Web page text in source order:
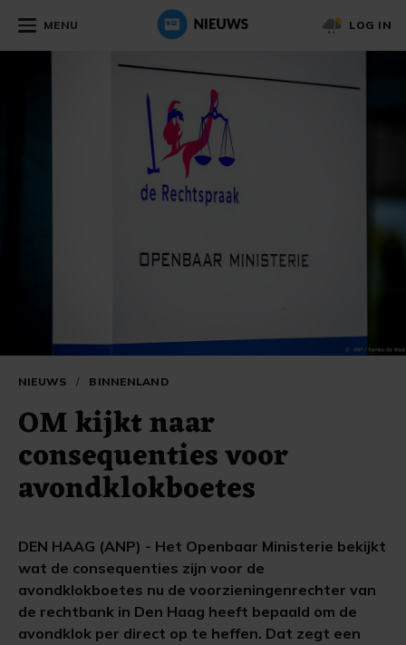
MENU LOG IN
NIEUWS / BINNENLAND
OM kijkt naar
consequenties voor
avondklokboetes
DEN HAAG (ANP) - Het Openbaar Ministerie bekijkt
wat de consequenties zijn voor de
avondklokboetes nu de voorzieningenrechter van
de rechtbank in Den Haag heeft bepaald om de
avondklok per direct op te heffen. Dat zegt een